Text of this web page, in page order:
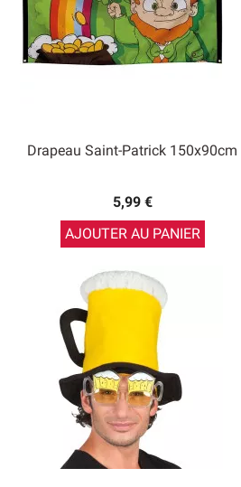
Drapeau Saint-Patrick 150x90cm
5,99 €
AJOUTER AU PANIER